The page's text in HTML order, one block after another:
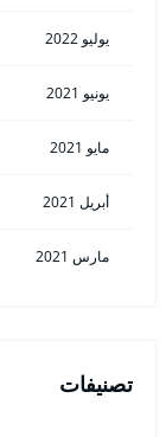
يوليو 2022
يونيو 2021
مايو 2021
أبريل 2021
مارس 2021
تصنيفات